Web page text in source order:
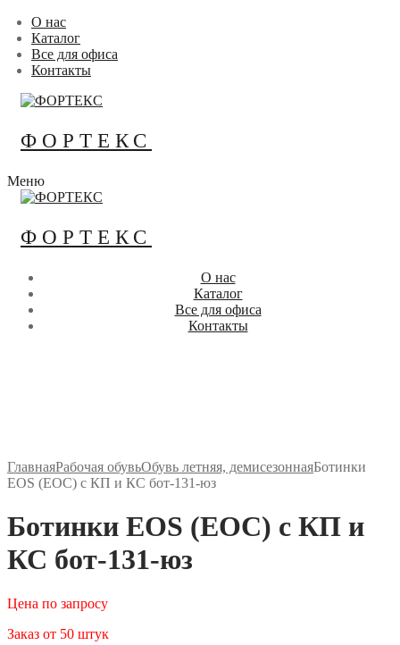
Перейти
содержимому
Меню
Закрыть
О нас
Каталог
Все для офиса
Контакты
ФОРТЕКС
Меню
ФОРТЕКС
О нас
Каталог
Все для офиса
Контакты
ГлавнаяРабочая обувьОбувь летняя, демисезоннаяБотинки
EOS (ЕОС) с КП и КС бот-131-юз
Ботинки EOS (ЕОС) с КП и
КС бот-131-юз
Цена по запросу
Заказ от 50 штук